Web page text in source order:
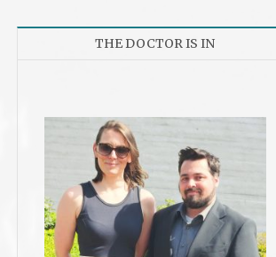
THE DOCTOR IS IN